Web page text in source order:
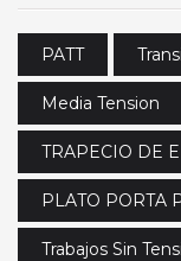
PATT
Media Tension
TRAPECIO DE
PLATO PORTA
Trabajos Sin